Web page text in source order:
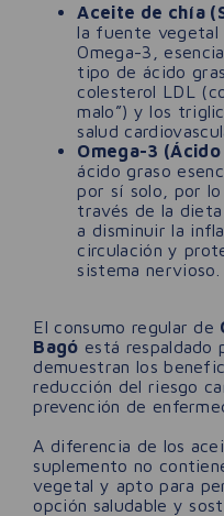
Aceite de chía
la fuente vegetal
Omega-3,
tipo de ácido
colesterol LDL
malo”) y los
salud
Omega-3
ácido graso
por sí solo, por
través de la
a disminuir la
circulación y
sistema nervioso.
El consumo regular de
Bagó está respaldado
demuestran los
reducción del riesgo
prevención de
A diferencia de los
suplemento no
vegetal y apto para
opción saludable y